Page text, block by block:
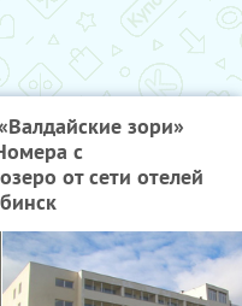
зори»
с
от сети отелей